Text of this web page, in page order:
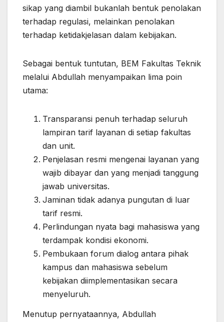
sikap yang diambil bukanlah bentuk penolakan
terhadap regulasi, melainkan penolakan
terhadap ketidakjelasan dalam kebijakan.
Sebagai bentuk tuntutan, BEM Fakultas Teknik
melalui Abdullah menyampaikan lima poin
utama:
Transparansi penuh terhadap seluruh
lampiran tarif layanan di setiap fakultas
dan unit.
Penjelasan resmi mengenai layanan yang
wajib dibayar dan yang menjadi tanggung
jawab universitas.
Jaminan tidak adanya pungutan di luar
tarif resmi.
Perlindungan nyata bagi mahasiswa yang
terdampak kondisi ekonomi.
Pembukaan forum dialog antara pihak
kampus dan mahasiswa sebelum
kebijakan diimplementasikan secara
menyeluruh.
Menutup pernyataannya, Abdullah